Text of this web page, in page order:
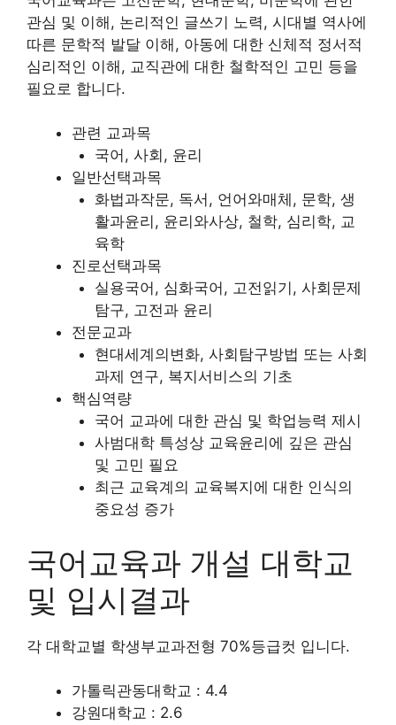
관심 및 이해, 논리적인 글쓰기 노력, 시대별 역사에
따른 문학적 발달 이해, 아동에 대한 신체적 정서적
심리적인 이해, 교직관에 대한 철학적인 고민 등을
필요로 합니다.
관련 교과목
국어, 사회, 윤리
일반선택과목
화법과작문, 독서, 언어와매체, 문학, 생
활과윤리, 윤리와사상, 철학, 심리학, 교
육학
진로선택과목
실용국어, 심화국어, 고전읽기, 사회문제
탐구, 고전과 윤리
전문교과
현대세계의변화, 사회탐구방법 또는 사회
과제 연구, 복지서비스의 기초
핵심역량
국어 교과에 대한 관심 및 학업능력 제시
사범대학 특성상 교육윤리에 깊은 관심
및 고민 필요
최근 교육계의 교육복지에 대한 인식의
중요성 증가
국어교육과 개설 대학교
및 입시결과
각 대학교별 학생부교과전형 70%등급컷 입니다.
가톨릭관동대학교 : 4.4
강원대학교 : 2.6